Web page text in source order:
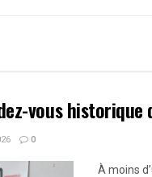
vous
0
À moins